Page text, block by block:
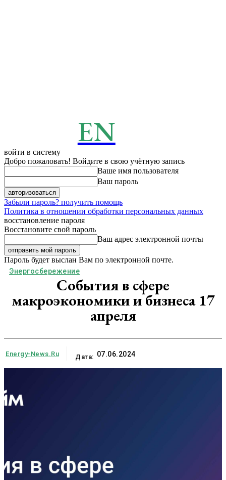
EN
войти в систему
Добро пожаловать! Войдите в свою учётную запись
Ваше имя пользователя
Ваш пароль
Забыли пароль? получить помощь
Политика в отношении обработки персональных данных
восстановление пароля
Восстановите свой пароль
Ваш адрес электронной почты
Пароль будет выслан Вам по электронной почте.
Энергосбережение
События в сфере
макроэкономики и бизнеса 17
апреля
Energy-News.ru Дата: 07.06.2024